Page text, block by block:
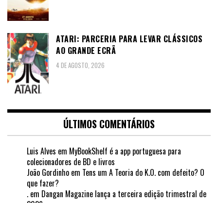
ATARI: PARCERIA PARA LEVAR CLÁSSICOS
AO GRANDE ECRÃ
4 DE AGOSTO, 2026
ÚLTIMOS COMENTÁRIOS
Luis Alves em MyBookShelf é a app portuguesa para
colecionadores de BD e livros
João Gordinho em Tens um A Teoria do K.O. com defeito? O
que fazer?
. em Dangan Magazine lança a terceira edição trimestral de